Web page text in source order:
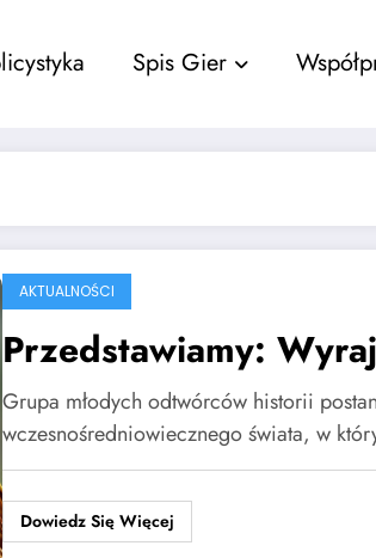
Spis Gier
AKTUALNOŚCI
Przedstawiamy: Wyraj
Grupa młodych odtwórców historii
wczesnośredniowiecznego świata, w
Dowiedz Się Więcej